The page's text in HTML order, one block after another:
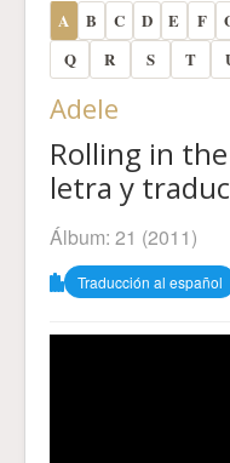
A B C D E F
Q
R S T
Adele
Rolling in
letra y
Álbum: 21 (2011)
Traducción al español